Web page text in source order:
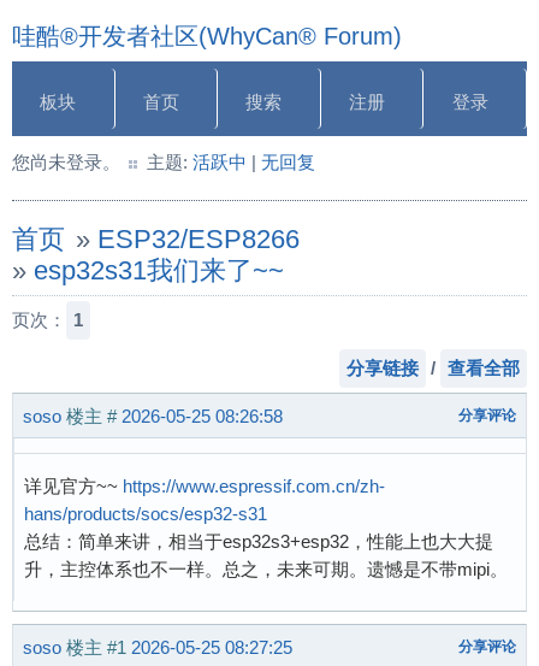
哇酷®开发者社区(WhyCan® Forum)
板块 首页 搜索 注册 登录
您尚未登录。 主题: 活跃中 | 无回复
首页 » ESP32/ESP8266
» esp32s31我们来了~~
页次： 1
分享链接 / 查看全部
soso 楼主 # 2026-05-25 08:26:58 分享评论
详见官方~~ https://www.espressif.com.cn/zh-
hans/products/socs/esp32-s31
总结：简单来讲，相当于esp32s3+esp32，性能上也大大提
升，主控体系也不一样。总之，未来可期。遗憾是不带mipi。
soso 楼主 #1 2026-05-25 08:27:25 分享评论